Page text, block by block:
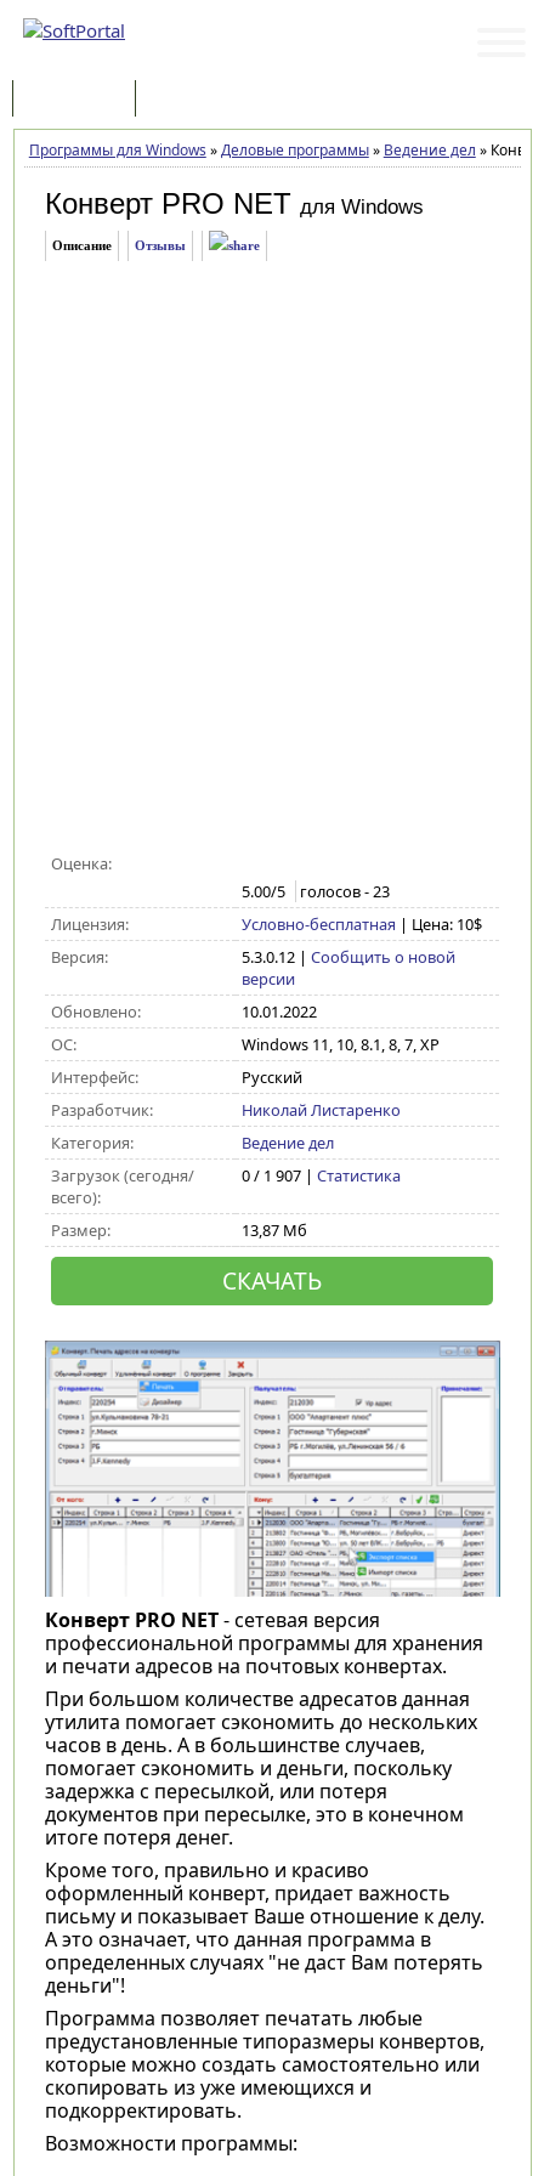
Программы для Windows »Деловые программы» Ведение дел »
Конверт PRO NET для Windows
Описание Отзывы
Оценка:
5.00/5 голосов -23
Лицензия:
Условно-бесплатная | Цена: 10$
Версия:
5.3.0.12| Сообщить о новой
версии
Обновлено:
10.01.2022
ОС:
Windows 11, 10, 8.1, 8, 7, XP
Интерфейс:
Русский
Разработчик:
Николай Листаренко
Категория:
Ведение дел
Загрузок (сегодня/
всего):
0 / 1 907 | Статистика
Размер: 13,87 Мб
СКАЧАТЬ
Конверт PRO NET- сетевая версия
профессиональной программы для хранения
и печати адресов на почтовых конвертах.
При большом количестве адресатов данная
утилита помогает сэкономить до нескольких
часов в день. А в большинстве случаев,
помогает сэкономить и деньги, поскольку
задержка с пересылкой, или потеря
документов при пересылке, это в конечном
итоге потеря денег.
Кроме того, правильно и красиво
оформленный конверт, придает важность
письму и показывает Ваше отношение к делу.
А это означает, что данная программа в
определенных случаях "не даст Вам потерять
деньги"!
Программа позволяет печатать любые
предустановленные типоразмеры конвертов,
которые можно создать самостоятельно или
скопировать из уже имеющихся и
подкорректировать.
Возможности программы: